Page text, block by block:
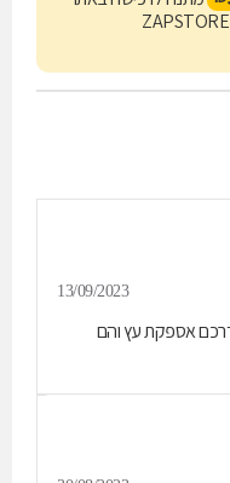
ZAPSTORE
13/09/2023
דרכם אספקת עץ והם